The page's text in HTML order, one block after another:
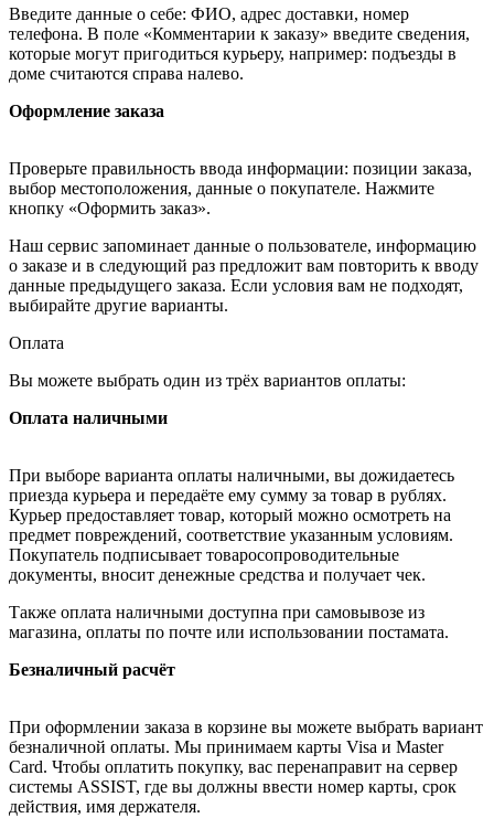
Введите данные о себе: ФИО, адрес доставки, номер
телефона. В поле «Комментарии к заказу» введите сведения,
которые могут пригодиться курьеру, например: подъезды в
доме считаются справа налево.
Оформление заказа
Проверьте правильность ввода информации: позиции заказа,
выбор местоположения, данные о покупателе. Нажмите
кнопку «Оформить заказ».
Наш сервис запоминает данные о пользователе, информацию
о заказе и в следующий раз предложит вам повторить к вводу
данные предыдущего заказа. Если условия вам не подходят,
выбирайте другие варианты.
Оплата
Вы можете выбрать один из трёх вариантов оплаты:
Оплата наличными
При выборе варианта оплаты наличными, вы дожидаетесь
приезда курьера и передаёте ему сумму за товар в рублях.
Курьер предоставляет товар, который можно осмотреть на
предмет повреждений, соответствие указанным условиям.
Покупатель подписывает товаросопроводительные
документы, вносит денежные средства и получает чек.
Также оплата наличными доступна при самовывозе из
магазина, оплаты по почте или использовании постамата.
Безналичный расчёт
При оформлении заказа в корзине вы можете выбрать вариант
безналичной оплаты. Мы принимаем карты Visa и Master
Card. Чтобы оплатить покупку, вас перенаправит на сервер
системы ASSIST, где вы должны ввести номер карты, срок
действия, имя держателя.